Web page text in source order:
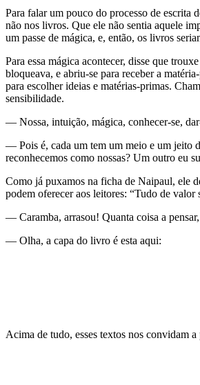
Para falar um pouco do processo de escrita
não nos livros. Que ele não sentia aquele
um passe de mágica, e, então, os livros
Para essa mágica acontecer, disse que
bloqueava, e abriu-se para receber a
para escolher ideias e matérias-primas.
sensibilidade.
— Nossa, intuição, mágica, conhecer-se,
— Pois é, cada um tem um meio e um jeito
reconhecemos como nossas? Um outro eu
Como já puxamos na ficha de Naipaul, ele
podem oferecer aos leitores: “Tudo de
— Caramba, arrasou! Quanta coisa a
— Olha, a capa do livro é esta aqui:
Acima de tudo, esses textos nos convidam